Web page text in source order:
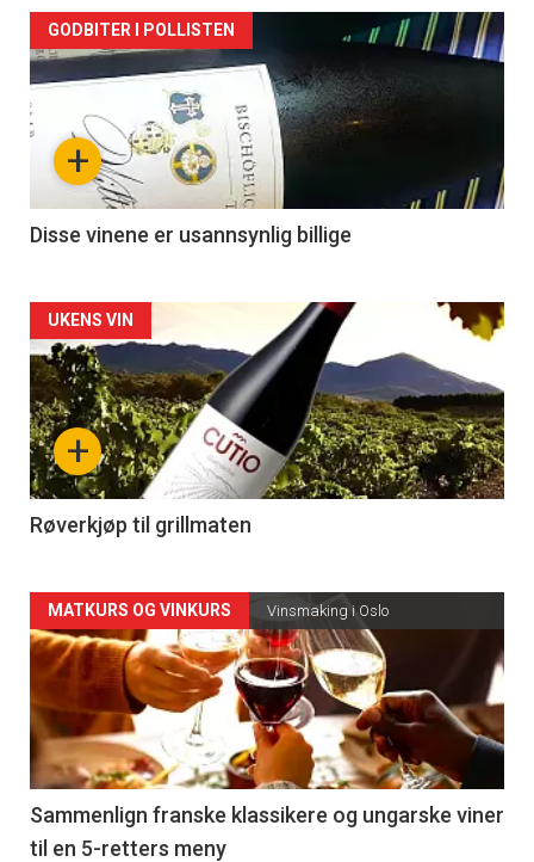
Forsiden
akkurat
nå
3
+
GODBITER I POLLISTEN
Disse vinene er usannsynlig billige
Forsiden
akkurat
nå
-
4
+
UKENS VIN
Røverkjøp til grillmaten
Forsiden
akkurat
nå
-
5
MATKURS OG VINKURS Vinsmaking i Oslo
Sammenlign franske klassikere og ungarske viner
til en 5-retters meny